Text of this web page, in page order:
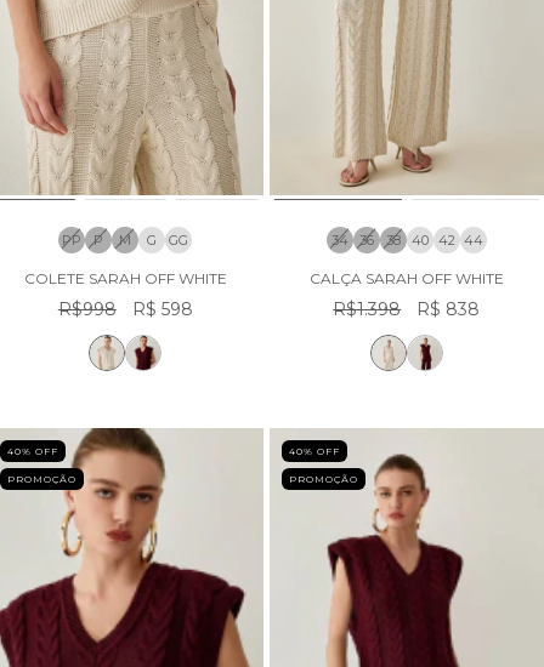
PP P M G GG
COLETE SARAH OFF WHITE
R$998 R$ 598
34 36 38 40 42 44
CALÇA SARAH OFF WHITE
R$1.398 R$ 838
40% OFF
PROMOÇÃO
40% OFF
PROMOÇÃO